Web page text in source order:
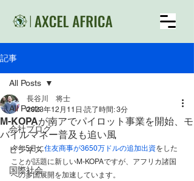
記事
All Posts
会社ブログ
ビジネス
国際社会
All Posts
M-KOPAが南アでパイロット事業を開始、モ
バイルマネー普及も追い風
長谷川 将士
2023年12月11日 読了時間: 3分
今年5月に住友商事が3650万ドルの追加出資をした
ことが話題に新しいM-KOPAですが、アフリカ諸国
への多国展開を加速しています。